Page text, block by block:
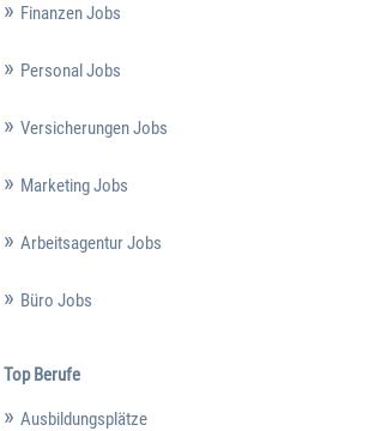
Finanzen Jobs
Personal Jobs
Versicherungen Jobs
Marketing Jobs
Arbeitsagentur Jobs
Büro Jobs
Top Berufe
Ausbildungsplätze